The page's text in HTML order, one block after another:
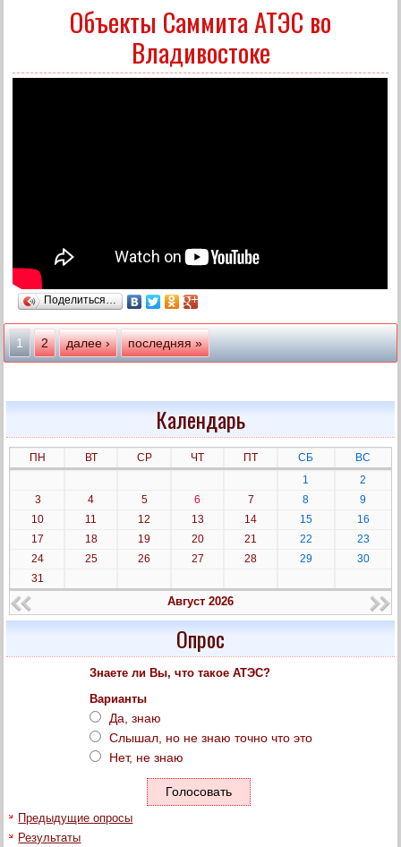
Объекты Саммита АТЭС во
Владивостоке
Поделиться…
Страницы
1 2 далее › последняя »
Календарь
ПН ВТ СР ЧТ ПТ СБ
ВС
1
2
3
4 5 6 7 8
9
10
11 12 13 14 15
16
17
18 19 20 21 22
23
24
25 26 27 28 29
30
31
Август 2026
Опрос
Знаете ли Вы, что такое АТЭС?
Варианты
Да, знаю
Слышал, но не знаю точно что это
Нет, не знаю
Предыдущие опросы
Результаты